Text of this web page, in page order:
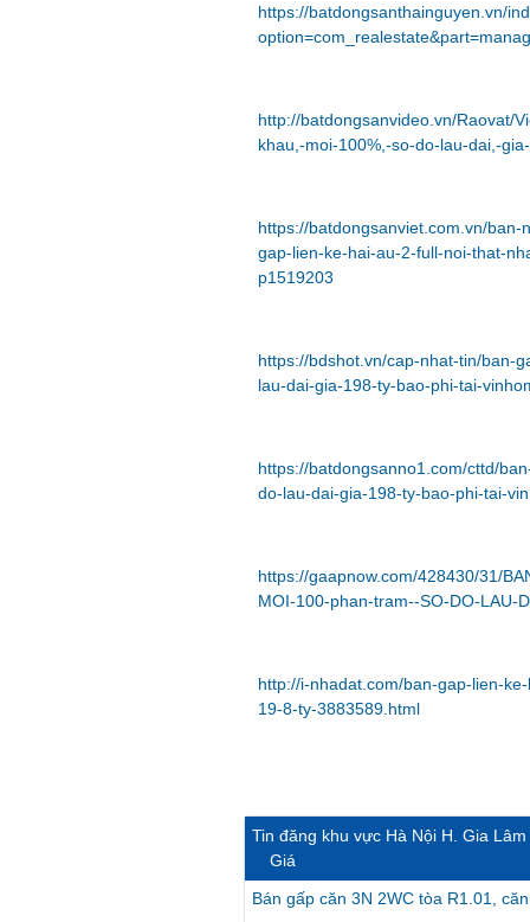
https://batdongsanthainguyen.vn/
http://batdongsanvideo.vn/Raovat/
khau,-moi-100%,-so-do-lau-dai,-
https://batdongsanviet.com.vn/
gap-lien-ke-hai-au-2-full-noi-that-
p1519203
https://bdshot.vn/cap-nhat-tin/ban-
lau-dai-gia-198-ty-bao-phi-tai-
https://batdongsanno1.com/cttd/
do-lau-dai-gia-198-ty-bao-phi-tai-
https://gaapnow.com/428430/31/
MOI-100-phan-tram--SO-DO-LAU-
http://i-nhadat.com/ban-gap-lien-
19-8-ty-3883589.html
Tin đăng khu vực Hà Nội H. Gia Lâm
Giá
Bán gấp căn 3N 2WC tòa R1.01,